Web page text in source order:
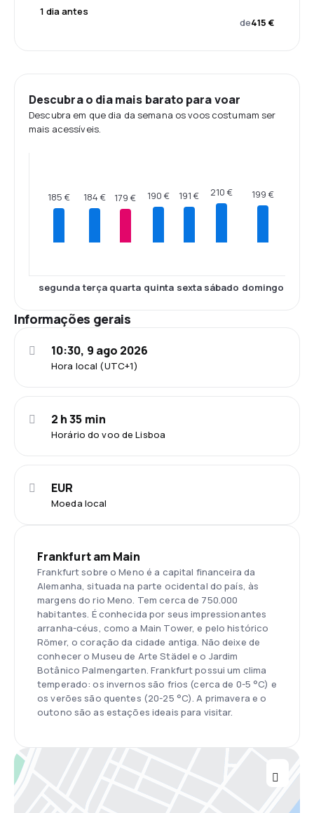
1 dia antes
de415 €
Descubra o dia mais barato para voar
Descubra em que dia da semana os voos costumam ser
mais acessíveis.
185 €
segunda
184 €
terça
179 €
quarta
190 €
quinta
191 €
sexta
210 €
sábado
199 €
domingo
Informações gerais
Hora local (UTC+1)
10:30, 9 ago 2026
Horário do voo de Lisboa
2 h 35 min
Moeda local
EUR
Frankfurt am Main
Frankfurt sobre o Meno é a capital financeira da
Alemanha, situada na parte ocidental do país, às
margens do rio Meno. Tem cerca de 750.000
habitantes. É conhecida por seus impressionantes
arranha-céus, como a Main Tower, e pelo histórico
Römer, o coração da cidade antiga. Não deixe de
conhecer o Museu de Arte Städel e o Jardim
Botânico Palmengarten. Frankfurt possui um clima
temperado: os invernos são frios (cerca de 0-5 °C) e
os verões são quentes (20-25 °C). A primavera e o
outono são as estações ideais para visitar.